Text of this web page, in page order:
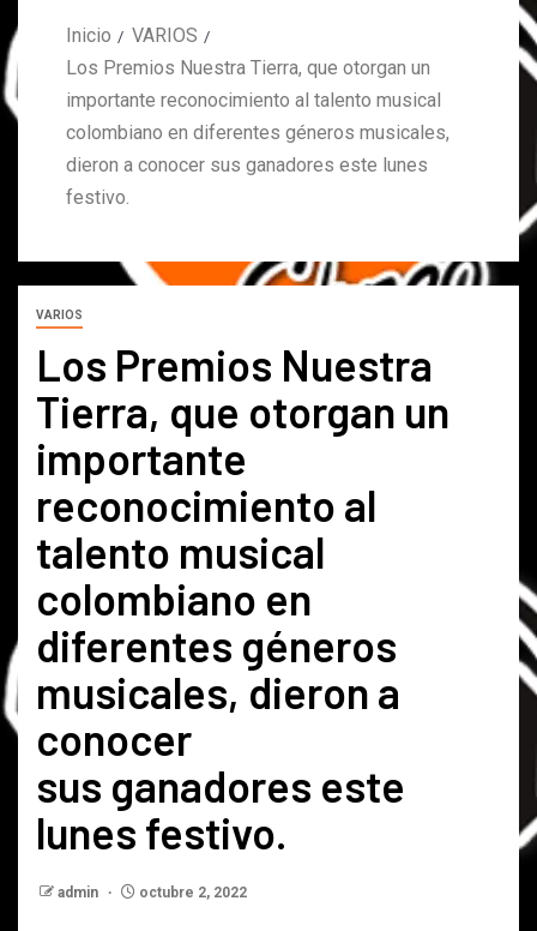
Inicio
VARIOS
Los Premios Nuestra Tierra, que otorgan un
importante reconocimiento al talento musical
colombiano en diferentes géneros musicales,
dieron a conocer sus ganadores este lunes
festivo.
VARIOS
Los Premios Nuestra
Tierra, que otorgan un
importante
reconocimiento al
talento musical
colombiano en
diferentes géneros
musicales, dieron a
conocer
sus ganadores este
lunes festivo.
admin octubre 2, 2022